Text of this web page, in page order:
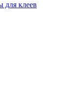
для клеев